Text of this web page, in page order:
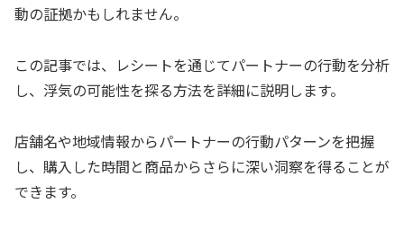
動の証拠かもしれません。
この記事では、レシートを通じてパートナーの行動を分析
し、浮気の可能性を探る方法を詳細に説明します。
店舗名や地域情報からパートナーの行動パターンを把握
し、購入した時間と商品からさらに深い洞察を得ることが
できます。